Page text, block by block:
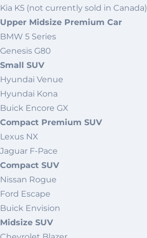
Kia K5 (not currently sold in Canada)
Upper Midsize Premium Car
BMW 5 Series
Genesis G80
Small SUV
Hyundai Venue
Hyundai Kona
Buick Encore GX
Compact Premium SUV
Lexus NX
Jaguar F-Pace
Compact SUV
Nissan Rogue
Ford Escape
Buick Envision
Midsize SUV